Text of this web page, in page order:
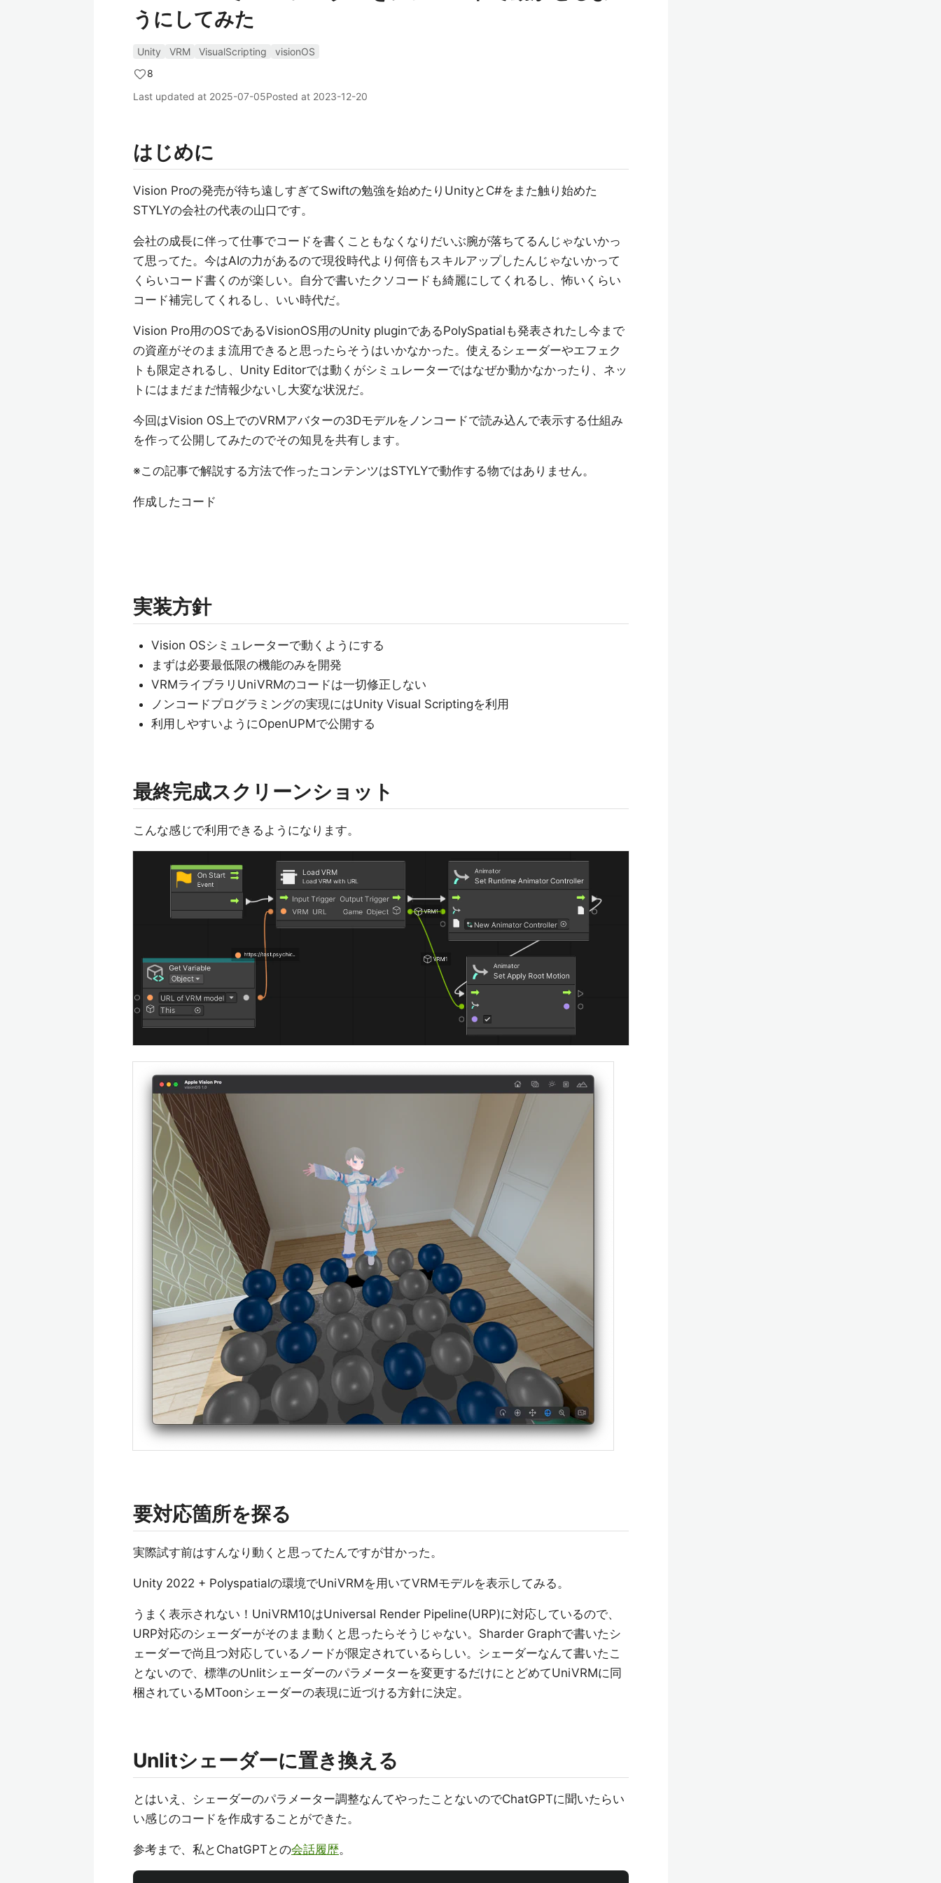
うにしてみた
Unity VRM VisualScripting
visionOS
8
Last updated at 2025-07-05Posted at 2023-12-20
はじめに
Vision Proの発売が待ち遠しすぎてSwiftの勉強を始めたりUnityとC#をまた触り始めた
STYLYの会社の代表の山口です。
会社の成長に伴って仕事でコードを書くこともなくなりだいぶ腕が落ちてるんじゃないかっ
て思ってた。今はAIの力があるので現役時代より何倍もスキルアップしたんじゃないかって
くらいコード書くのが楽しい。自分で書いたクソコードも綺麗にしてくれるし、怖いくらい
コード補完してくれるし、いい時代だ。
Vision Pro用のOSであるVisionOS用のUnity pluginであるPolySpatialも発表されたし今まで
の資産がそのまま流用できると思ったらそうはいかなかった。使えるシェーダーやエフェク
トも限定されるし、Unity Editorでは動くがシミュレーターではなぜか動かなかったり、ネッ
トにはまだまだ情報少ないし大変な状況だ。
今回はVision OS上でのVRMアバターの3Dモデルをノンコードで読み込んで表示する仕組み
を作って公開してみたのでその知見を共有します。
※この記事で解説する方法で作ったコンテンツはSTYLYで動作する物ではありません。
作成したコード
実装方針
Vision OSシミュレーターで動くようにする
まずは必要最低限の機能のみを開発
VRMライブラリUniVRMのコードは一切修正しない
ノンコードプログラミングの実現にはUnity Visual Scriptingを利用
利用しやすいようにOpenUPMで公開する
最終完成スクリーンショット
こんな感じで利用できるようになります。
要対応箇所を探る
実際試す前はすんなり動くと思ってたんですが甘かった。
Unity 2022 + Polyspatialの環境でUniVRMを用いてVRMモデルを表示してみる。
うまく表示されない！UniVRM10はUniversal Render Pipeline(URP)に対応しているので、
URP対応のシェーダーがそのまま動くと思ったらそうじゃない。Sharder Graphで書いたシ
ェーダーで尚且つ対応しているノードが限定されているらしい。シェーダーなんて書いたこ
とないので、標準のUnlitシェーダーのパラメーターを変更するだけにとどめてUniVRMに同
梱されているMToonシェーダーの表現に近づける方針に決定。
Unlitシェーダーに置き換える
とはいえ、シェーダーのパラメーター調整なんてやったことないのでChatGPTに聞いたらい
い感じのコードを作成することができた。
参考まで、私とChatGPTとの会話履歴。